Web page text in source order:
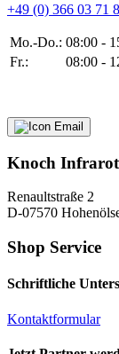
+49 (0) 366 03 71
Mo.-Do.: 08:00 -
Fr.:
08:00 -
Knoch
Renaultstraße 2
D-07570
Shop Service
Schriftliche
Kontaktformular